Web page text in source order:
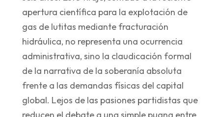
apertura científica para la explotación de
gas de lutitas mediante fracturación
hidráulica, no representa una ocurrencia
administrativa, sino la claudicación formal
de la narrativa de la soberanía absoluta
frente a las demandas físicas del capital
global. Lejos de las pasiones partidistas que
reducen el debate a una simple pugna entre